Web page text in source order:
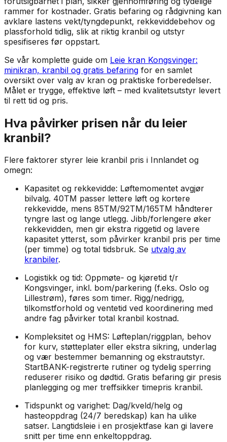
rammer for kostnader. Gratis befaring og rådgivning kan
avklare lastens vekt/tyngdepunkt, rekkeviddebehov og
plassforhold tidlig, slik at riktig kranbil og utstyr
spesifiseres før oppstart.
Se vår komplette guide om Leie kran Kongsvinger:
minikran, kranbil og gratis befaring for en samlet
oversikt over valg av kran og praktiske forberedelser.
Målet er trygge, effektive løft – med kvalitetsutstyr levert
til rett tid og pris.
Hva påvirker prisen når du leier
kranbil?
Flere faktorer styrer leie kranbil pris i Innlandet og
omegn:
Kapasitet og rekkevidde: Løftemomentet avgjør
bilvalg. 40TM passer lettere løft og kortere
rekkevidde, mens 85TM/92TM/165TM håndterer
tyngre last og lange utlegg. Jibb/forlengere øker
rekkevidden, men gir ekstra riggetid og lavere
kapasitet ytterst, som påvirker kranbil pris per time
(per timme) og total tidsbruk. Se utvalg av
kranbiler.
Logistikk og tid: Oppmøte- og kjøretid t/r
Kongsvinger, inkl. bom/parkering (f.eks. Oslo og
Lillestrøm), føres som timer. Rigg/nedrigg,
tilkomstforhold og ventetid ved koordinering med
andre fag påvirker total kranbil kostnad.
Kompleksitet og HMS: Løfteplan/riggplan, behov
for kurv, støtteplater eller ekstra sikring, underlag
og vær bestemmer bemanning og ekstrautstyr.
StartBANK-registrerte rutiner og tydelig sperring
reduserer risiko og dødtid. Gratis befaring gir presis
planlegging og mer treffsikker timepris kranbil.
Tidspunkt og varighet: Dag/kveld/helg og
hasteoppdrag (24/7 beredskap) kan ha ulike
satser. Langtidsleie i en prosjektfase kan gi lavere
snitt per time enn enkeltoppdrag.